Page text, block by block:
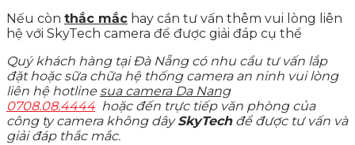
Nếu còn thắc mắc hay cần tư vấn thêm vui lòng liên
hệ với SkyTech camera để được giải đáp cụ thể
Quý khách hàng tại Đà Nẵng có nhu cầu tư vấn lắp
đặt hoặc sữa chữa hệ thống camera an ninh vui lòng
liên hệ hotline sua camera Da Nang
0708.08.4444 hoặc đến trực tiếp văn phòng của
công ty camera không dâySkyTechđể được tư vấn và
giải đáp thắc mắc.